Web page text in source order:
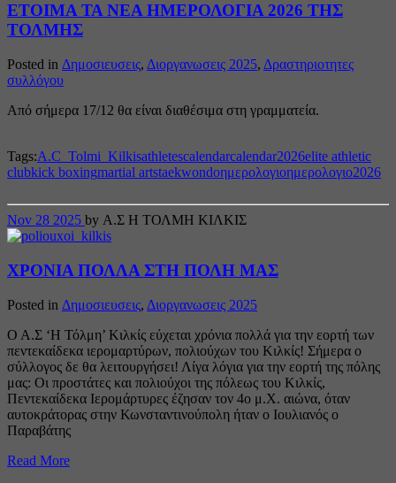
ΕΤΟΙΜΑ ΤΑ ΝΕΑ ΗΜΕΡΟΛΟΓΙΑ 2026 ΤΗΣ
ΤΟΛΜΗΣ
Posted in Δημοσιευσεις, Διοργανωσεις 2025, Δραστηριοτητες
συλλόγου
Από σήμερα 17/12 θα είναι διαθέσιμα στη γραμματεία.
Tags:A.C_Tolmi_Kilkisathletescalendarcalendar2026elite athletic
clubkick boxingmartial artstaekwondoημερολογιοημερολογιο2026
Nov 28 2025 by Α.Σ Η ΤΟΛΜΗ ΚΙΛΚΙΣ
ΧΡΟΝΙΑ ΠΟΛΛΑ ΣΤΗ ΠΟΛΗ ΜΑΣ
Posted in Δημοσιευσεις, Διοργανωσεις 2025
Ο Α.Σ ‘Η Τόλμη’ Κιλκίς εύχεται χρόνια πολλά για την εορτή των
πεντεκαίδεκα ιερομαρτύρων, πολιούχων του Κιλκίς! Σήμερα ο
σύλλογος δε θα λειτουργήσει! Λίγα λόγια για την εορτή της πόλης
μας: Οι προστάτες και πολιούχοι της πόλεως του Κιλκίς,
Πεντεκαίδεκα Ιερομάρτυρες έζησαν τον 4ο μ.Χ. αιώνα, όταν
αυτοκράτορας στην Κωνσταντινούπολη ήταν ο Ιουλιανός ο
Παραβάτης
Read More